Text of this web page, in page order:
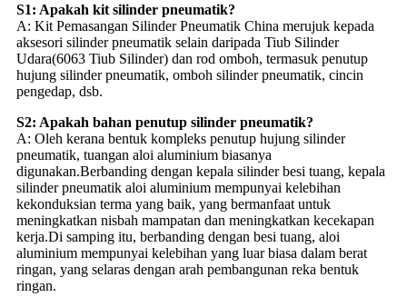
S1: Apakah kit silinder pneumatik?
A: Kit Pemasangan Silinder Pneumatik China merujuk kepada
aksesori silinder pneumatik selain daripada Tiub Silinder
Udara(6063 Tiub Silinder) dan rod omboh, termasuk penutup
hujung silinder pneumatik, omboh silinder pneumatik, cincin
pengedap, dsb.
S2: Apakah bahan penutup silinder pneumatik?
A: Oleh kerana bentuk kompleks penutup hujung silinder
pneumatik, tuangan aloi aluminium biasanya
digunakan.Berbanding dengan kepala silinder besi tuang, kepala
silinder pneumatik aloi aluminium mempunyai kelebihan
kekonduksian terma yang baik, yang bermanfaat untuk
meningkatkan nisbah mampatan dan meningkatkan kecekapan
kerja.Di samping itu, berbanding dengan besi tuang, aloi
aluminium mempunyai kelebihan yang luar biasa dalam berat
ringan, yang selaras dengan arah pembangunan reka bentuk
ringan.